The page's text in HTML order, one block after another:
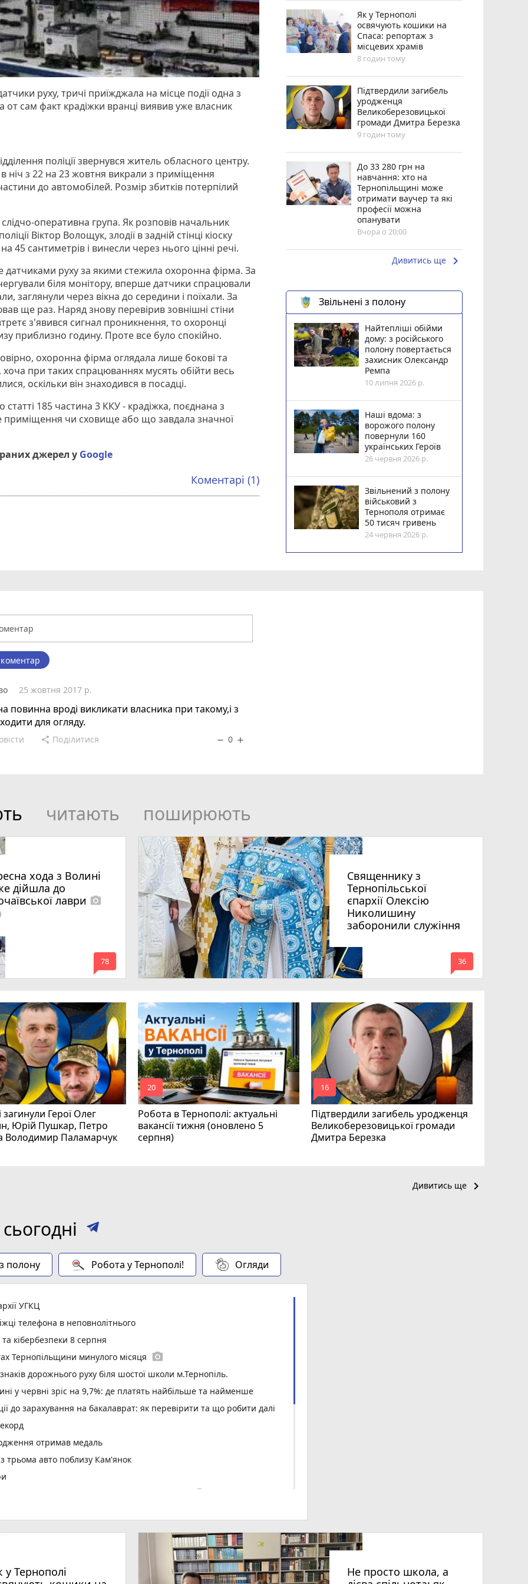
руху, тричі приїжджала на місце події одна з
сам факт крадіжки вранці виявив уже власник
поліції звернувся житель обласного центру.
ніч з 22 на 23 жовтня викрали з приміщення
до автомобілей. Розмір збитків потерпілий
оперативна група. Як розповів начальник
Віктор Волощук, злодії в задній стінці кіоску
45 сантиметрів і винесли через нього цінні речі.
руху за якими стежила охоронна фірма. За
біля монітору, вперше датчики спрацювали
заглянули через вікна до середини і поїхали. За
ще раз. Наряд знову перевірив зовнішні стіни
з'явився сигнал проникнення, то охоронці
приблизно годину. Проте все було спокійно.
охоронна фірма оглядала лише бокові та
при таких спрацюваннях мусять обійти весь
оскільки він знаходився в посадці.
статті 185 частина 3 ККУ - крадіжка, поєднана з
чи сховище або що завдала значної
джерел у Google
Коментарі (1)
Як у Тернополі
освячують кошики на
Спаса: репортаж з
місцевих храмів
8 годин тому
Підтвердили загибель
уродженця
Великоберезовицької
громади Дмитра Березка
9 годин тому
До 33 280 грн на
навчання: хто на
Тернопільщині може
отримати ваучер та які
професії можна
опанувати
Вчора о 20:00
Дивитись ще keyboard_arrow_right
Звільнені з полону
Найтепліші обійми
дому: з російського
полону повертається
захисник Олександр
Ремпа
10 липня 2026 р.
Наші вдома: з
ворожого полону
повернули 160
українських Героїв
26 червня 2026 р.
Звільнений з полону
військовий з
Тернополя отримає
50 тисяч гривень
24 червня 2026 р.
25 жовтня 2017 р.
повинна вроді викликати власника при такому,і з
для огляду.
share Поділитися remove 0 add
читають поширюють
хода з Волині
дійшла до
лаври photo_camera
mode_comment
78
Священнику з
Тернопільської
єпархії Олексію
Николишину
заборонили служіння
mode_comment
36
загинули Герої Олег
Юрій Пушкар, Петро
Володимир Паламарчук
Робота в Тернополі: актуальні
вакансії тижня (оновлено 5
серпня)
mode_comment
20
Підтвердили загибель уродженця
Великоберезовицької громади
Дмитра Березка
mode_comment
16
Дивитись ще keyboard_arrow_right
полону Робота у Тернополі! Огляди
УГКЦ
телефона в неповнолітнього
кібербезпеки 8 серпня
Тернопільщини минулого місяця photo_camera
дорожнього руху біля шостої школи м.Тернопіль.
у червні зріс на 9,7%: де платять найбільше та найменше
до зарахування на бакалаврат: як перевірити та що робити далі
отримав медаль
трьома авто поблизу Кам'янок
play_circle_filled
в Тернопільській громаді
новий сімейний лікар
і водії, і пасажири
взуття і втратила понад 63 тисячі гривень
у Тернополі
Не просто школа, а